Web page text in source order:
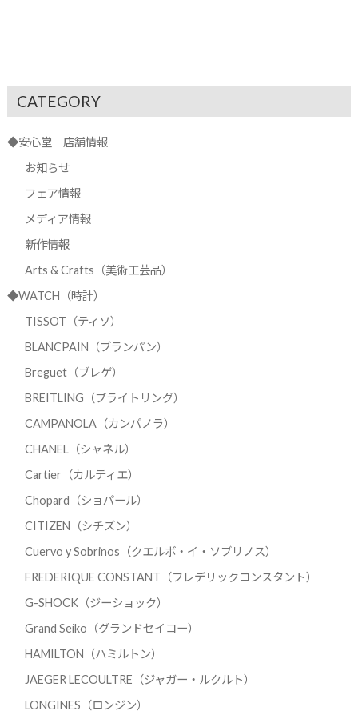
CATEGORY
◆安心堂 店舗情報
お知らせ
フェア情報
メディア情報
新作情報
Arts & Crafts（美術工芸品）
◆WATCH（時計）
TISSOT（ティソ）
BLANCPAIN（ブランパン）
Breguet（ブレゲ）
BREITLING（ブライトリング）
CAMPANOLA（カンパノラ）
CHANEL（シャネル）
Cartier（カルティエ）
Chopard（ショパール）
CITIZEN（シチズン）
Cuervo y Sobrinos（クエルボ・イ・ソブリノス）
FREDERIQUE CONSTANT（フレデリックコンスタント）
G-SHOCK（ジーショック）
Grand Seiko（グランドセイコー）
HAMILTON（ハミルトン）
JAEGER LECOULTRE（ジャガー・ルクルト）
LONGINES（ロンジン）